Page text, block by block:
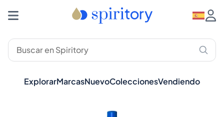
ExplorarMarcasNuevoColeccionesVendiendo